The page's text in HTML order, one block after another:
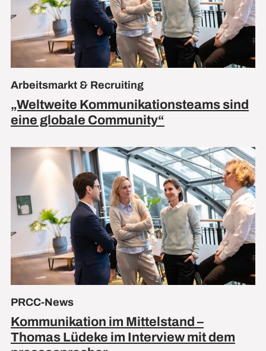
Arbeitsmarkt & Recruiting
„Weltweite Kommunikationsteams sind
eine globale Community“
PRCC-News
Kommunikation im Mittelstand –
Thomas Lüdeke im Interview mit dem